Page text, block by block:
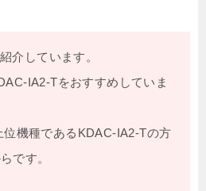
介しています。
IA2-Tをおすすめしていま
位機種であるKDAC-IA2-Tの方
です。